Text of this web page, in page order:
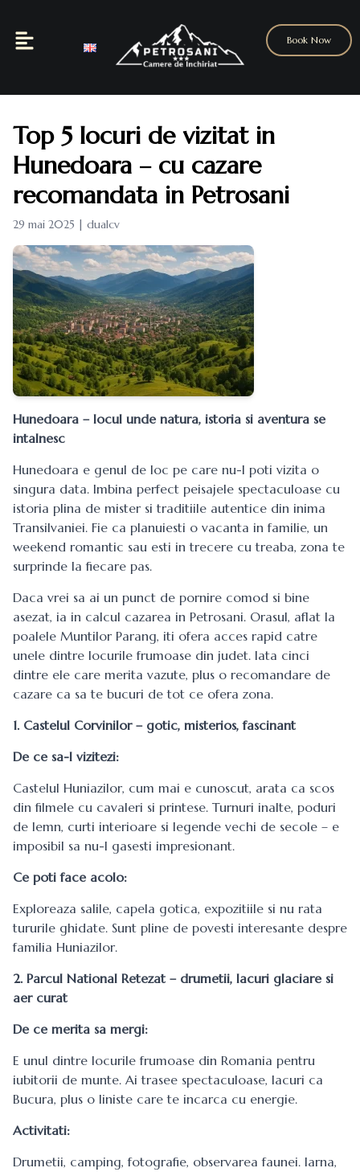
Book Now
Top 5 locuri de vizitat in
Hunedoara – cu cazare
recomandata in Petrosani
29 mai 2025 | dualcv
Hunedoara – locul unde natura, istoria si aventura se
intalnesc
Hunedoara e genul de loc pe care nu-l poti vizita o
singura data. Imbina perfect peisajele spectaculoase cu
istoria plina de mister si traditiile autentice din inima
Transilvaniei. Fie ca planuiesti o vacanta in familie, un
weekend romantic sau esti in trecere cu treaba, zona te
surprinde la fiecare pas.
Daca vrei sa ai un punct de pornire comod si bine
asezat, ia in calcul cazarea in Petrosani. Orasul, aflat la
poalele Muntilor Parang, iti ofera acces rapid catre
unele dintre locurile frumoase din judet. Iata cinci
dintre ele care merita vazute, plus o recomandare de
cazare ca sa te bucuri de tot ce ofera zona.
1. Castelul Corvinilor – gotic, misterios, fascinant
De ce sa-l vizitezi:
Castelul Huniazilor, cum mai e cunoscut, arata ca scos
din filmele cu cavaleri si printese. Turnuri inalte, poduri
de lemn, curti interioare si legende vechi de secole – e
imposibil sa nu-l gasesti impresionant.
Ce poti face acolo:
Exploreaza salile, capela gotica, expozitiile si nu rata
tururile ghidate. Sunt pline de povesti interesante despre
familia Huniazilor.
2. Parcul National Retezat – drumetii, lacuri glaciare si
aer curat
De ce merita sa mergi:
E unul dintre locurile frumoase din Romania pentru
iubitorii de munte. Ai trasee spectaculoase, lacuri ca
Bucura, plus o liniste care te incarca cu energie.
Activitati:
Drumetii, camping, fotografie, observarea faunei. Iarna,